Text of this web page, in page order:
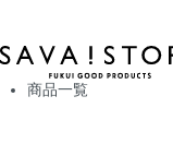
商品一覧